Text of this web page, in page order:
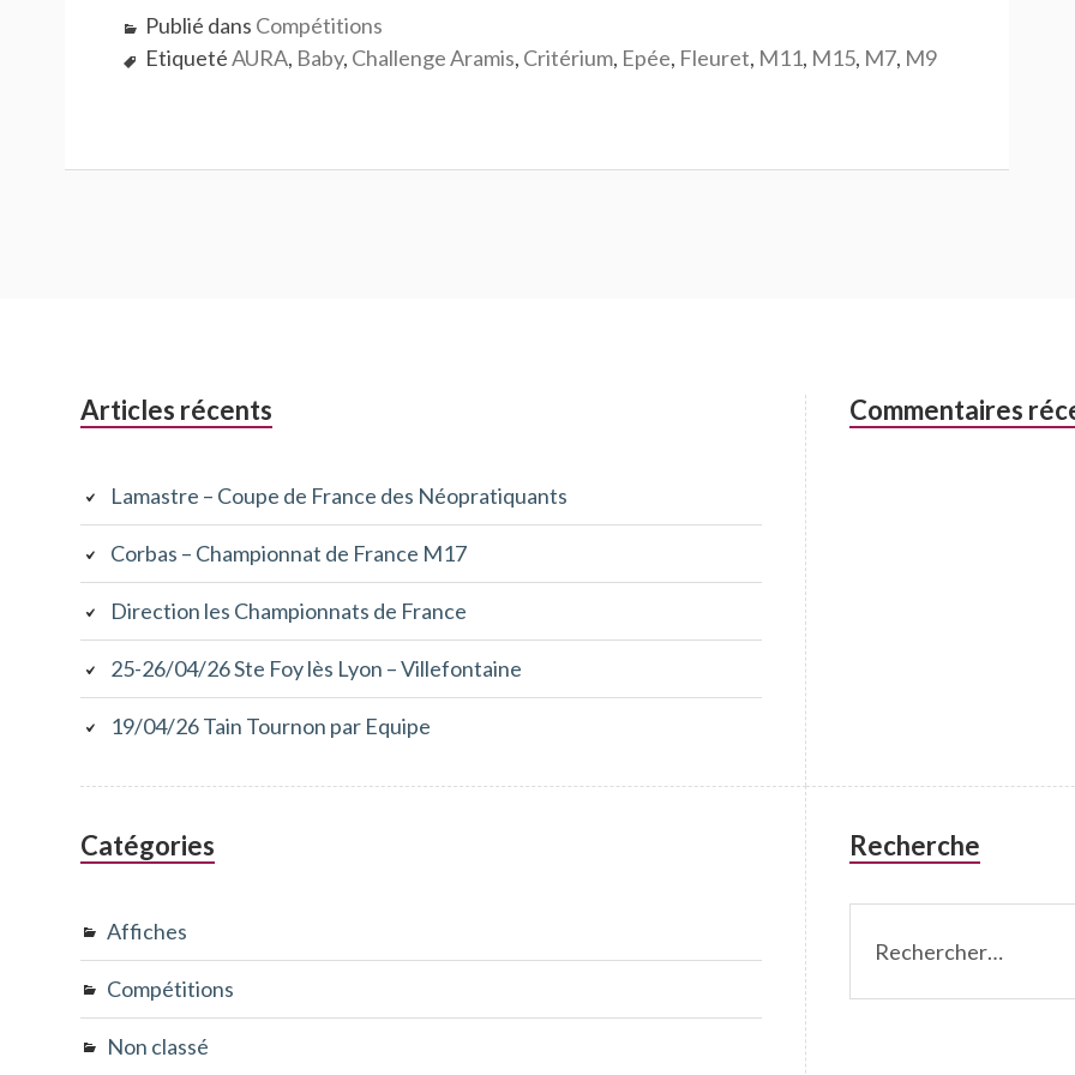
Publié dans Compétitions
EtiquetéAURA, Baby, Challenge Aramis, Critérium, Epée, Fleuret, M11, M15, M7, M9
Colonne
subsidiaire
Articles récents
Lamastre – Coupe de France des Néopratiquants
Corbas – Championnat de France M17
Direction les Championnats de France
25-26/04/26 Ste Foy lès Lyon – Villefontaine
19/04/26 Tain Tournon par Equipe
Commentaires
Catégories
Affiches
Compétitions
Non classé
Recherche